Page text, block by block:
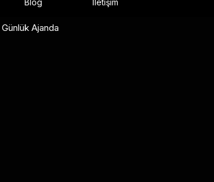
Blog İletişim
Ajanda